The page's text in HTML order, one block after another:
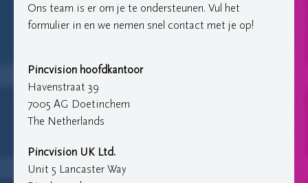
Ons team is er om je te ondersteunen. Vul het
formulier in en we nemen snel contact met je op!
Pincvision hoofdkantoor
Havenstraat 39
7005 AG Doetinchem
The Netherlands
Pincvision UK Ltd.
Unit 5 Lancaster Way